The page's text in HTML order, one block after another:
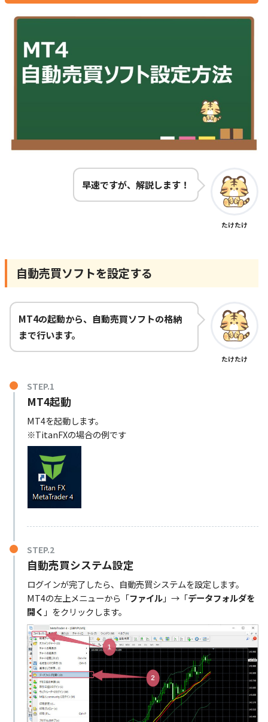
早速ですが、解説します！
たけたけ
自動売買ソフトを設定する
MT4の起動から、自動売買ソフトの格納
まで行います。
たけたけ
STEP.1
MT4起動
MT4を起動します。
※TitanFXの場合の例です
STEP.2
自動売買システム設定
ログインが完了したら、自動売買システムを設定します。
MT4の左上メニューから「ファイル」→「データフォルダを
開く 」をクリックします。